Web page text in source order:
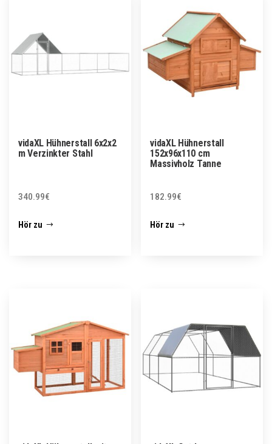
vidaXL Hühnerstall 6x2x2
m Verzinkter Stahl
340.99€
Hör zu
vidaXL Hühnerstall
152x96x110 cm
Massivholz Tanne
182.99€
Hör zu